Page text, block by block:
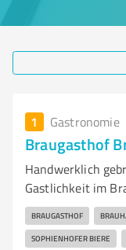
1 Gastronomie
Braugasthof
Handwerklich
Gastlichkeit im
BRAUGASTHOF
SOPHIENHOFER BIERE